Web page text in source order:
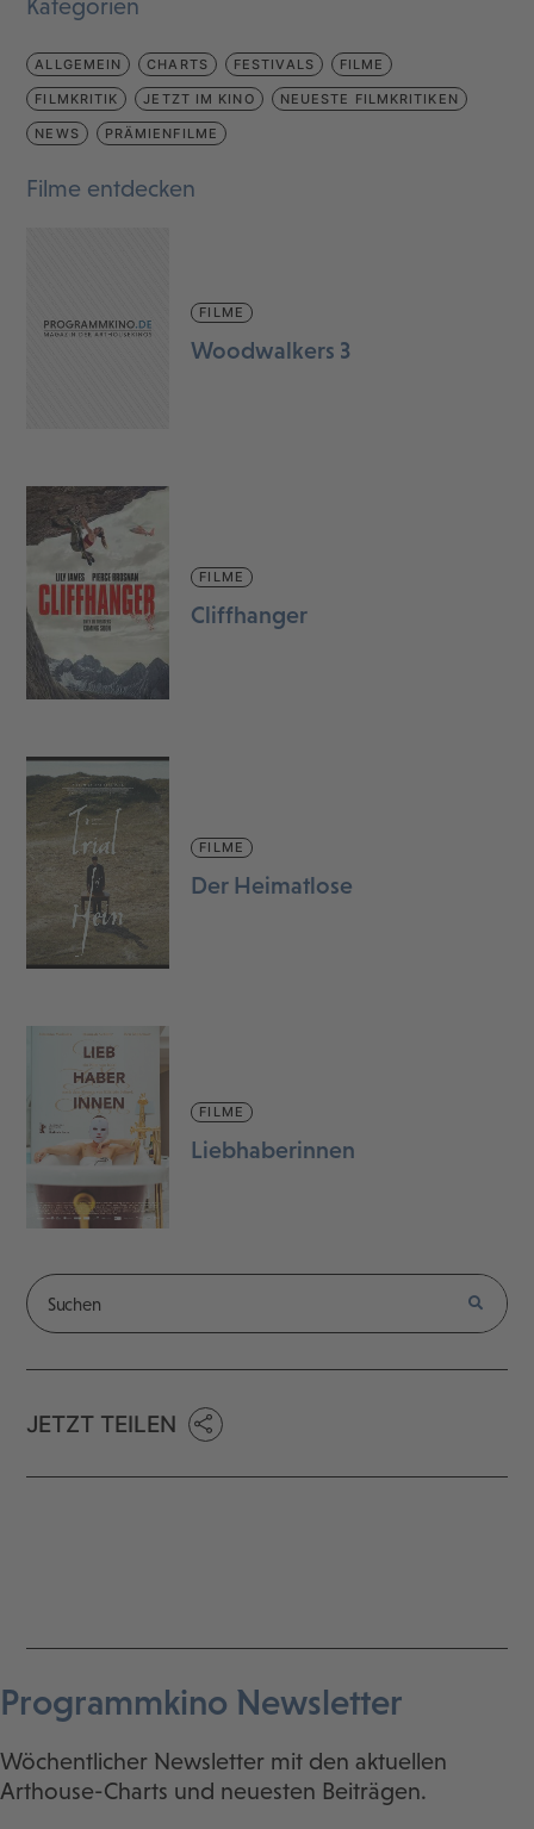
Kategorien
ALLGEMEIN CHARTS FESTIVALS FILME
FILMKRITIK JETZT IM KINO NEUESTE FILMKRITIKEN
NEWS PRÄMIENFILME
Filme entdecken
FILME
Woodwalkers 3
FILME
Cliffhanger
FILME
Der Heimatlose
FILME
Liebhaberinnen
JETZT TEILEN
Programmkino Newsletter
Wöchentlicher Newsletter mit den aktuellen
Arthouse-Charts und neuesten Beiträgen.